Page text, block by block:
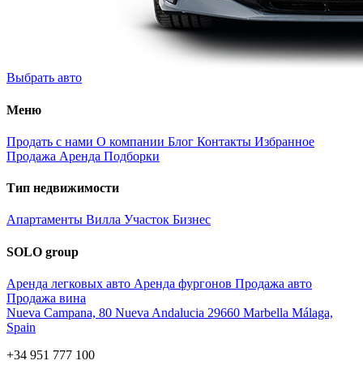
Выбрать авто
Меню
Продать с нами О компании Блог Контакты Избранное
Продажа Аренда Подборки
Тип недвижимости
Апартаменты Вилла Участок Бизнес
SOLO group
Аренда легковых авто Аренда фургонов Продажа авто
Продажа вина
Nueva Campana, 80 Nueva Andalucia 29660 Marbella Málaga,
Spain
+34 951 777 100